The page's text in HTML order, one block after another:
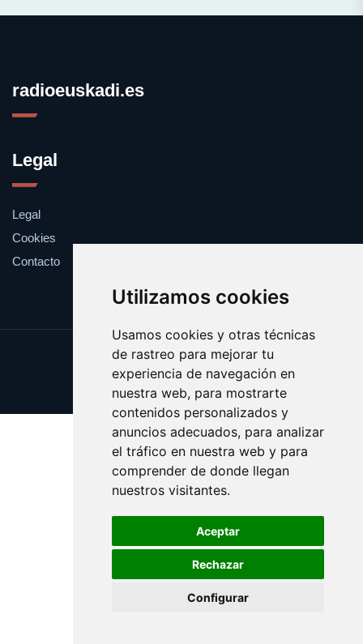
Utilizamos cookies
Usamos cookies y otras técnicas
de rastreo para mejorar tu
experiencia de navegación en
nuestra web, para mostrarte
contenidos personalizados y
anuncios adecuados, para analizar
el tráfico en nuestra web y para
comprender de donde llegan
nuestros visitantes.
Aceptar
Rechazar
Configurar
radioeuskadi.es
Legal
Legal
Cookies
Contacto
Update cookies preferences
Copyright © 2025 radioeuskadi.es